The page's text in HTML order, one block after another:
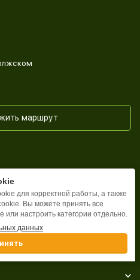
маршрут
для корректной работы, а также
Вы можете принять все
или настроить категории отдельно.
данных